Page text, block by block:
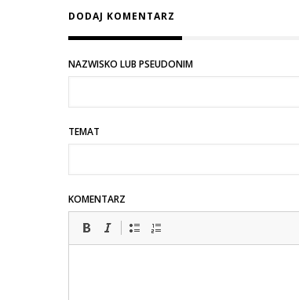
DODAJ KOMENTARZ
NAZWISKO LUB PSEUDONIM
TEMAT
KOMENTARZ